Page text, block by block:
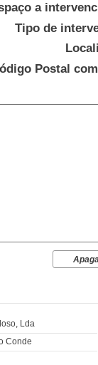
a
Tipo de
Postal
Lda
Conde